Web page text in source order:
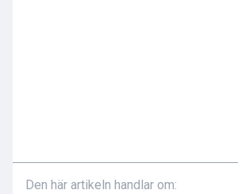
Den här artikeln handlar om: